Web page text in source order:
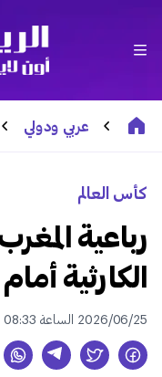
عربي ودولي
كأس العالم
رباعية
الكارثية
2026/06/25 الساعة 08:33 ص